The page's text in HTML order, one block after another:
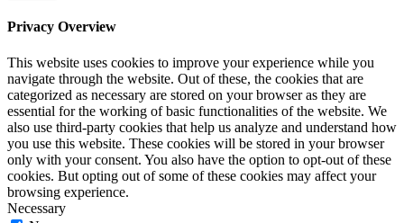
Privacy Overview
This website uses cookies to improve your experience while you
navigate through the website. Out of these, the cookies that are
categorized as necessary are stored on your browser as they are
essential for the working of basic functionalities of the website. We
also use third-party cookies that help us analyze and understand how
you use this website. These cookies will be stored in your browser
only with your consent. You also have the option to opt-out of these
cookies. But opting out of some of these cookies may affect your
browsing experience.
Necessary